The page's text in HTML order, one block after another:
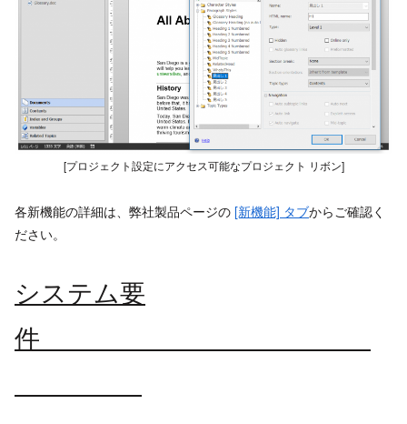
[プロジェクト設定にアクセス可能なプロジェクト リボン]
各新機能の詳細は、弊社製品ページの [新機能] タブからご確認く
ださい。
システム要
件